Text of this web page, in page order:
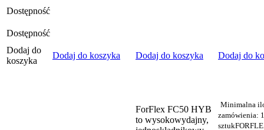
Dostępność
Dostępność
Dodaj do
koszyka
Dodaj do koszyka Dodaj do koszyka Dodaj do
ForFlex FC50 HYB
to wysokowydajny,
Minimalna
zamówienia:
sztuk